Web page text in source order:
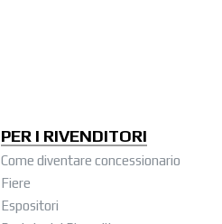
PER I RIVENDITORI
Come diventare concessionario
Fiere
Espositori